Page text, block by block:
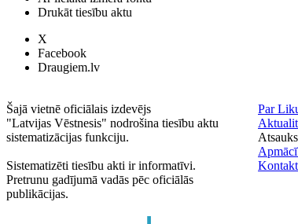
Drukāt tiesību aktu
X
Facebook
Draugiem.lv
Šajā vietnē oficiālais izdevējs
"Latvijas Vēstnesis" nodrošina tiesību aktu
sistematizācijas funkciju.
Sistematizēti tiesību akti ir informatīvi.
Pretrunu gadījumā vadās pēc oficiālās
publikācijas.
Par